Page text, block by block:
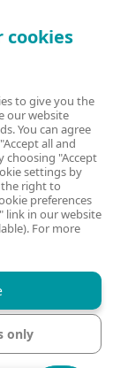
Mappa del sito
cookies
to give you the
our website
You can agree
all and
choosing "Accept
settings by
the right to
preferences
link in our website
For more
only